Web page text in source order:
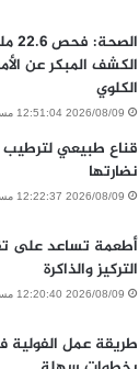
الكشف المبكر عن
الكلوي
2026/08/09 12:51:04 مساءً
قناع طبيعي لترطيب
نضارتها
2026/08/09 12:22:37 مساءً
أطعمة تساعد على
التركيز والذاكرة
2026/08/09 12:20:40 مساءً
طريقة عمل الفولية